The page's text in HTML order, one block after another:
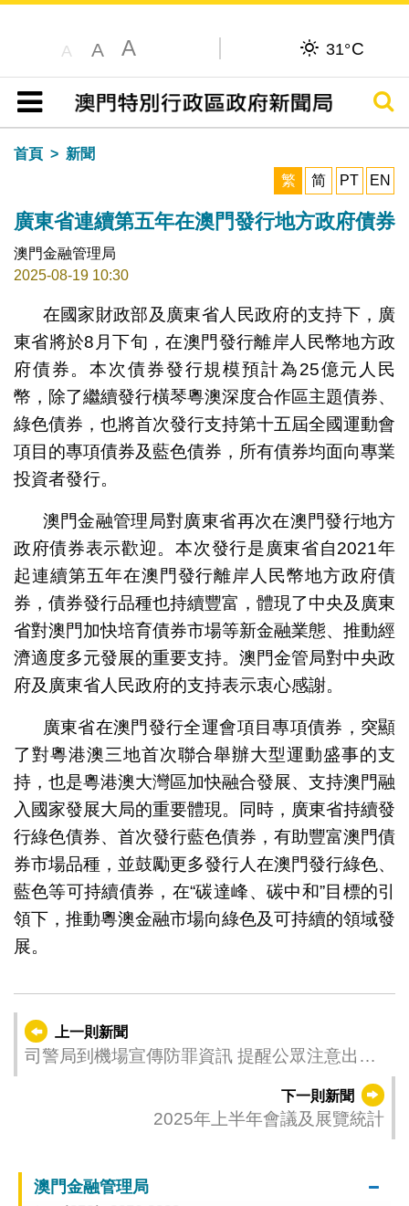
A A A 31°C
目錄
搜尋
首頁
新聞
繁
简 PT EN
廣東省連續第五年在澳門發行地方政府債券
澳門金融管理局
2025-08-19 10:30
在國家財政部及廣東省人民政府的支持下，廣
東省將於8月下旬，在澳門發行離岸人民幣地方政
府債券。本次債券發行規模預計為25億元人民
幣，除了繼續發行橫琴粵澳深度合作區主題債券、
綠色債券，也將首次發行支持第十五屆全國運動會
項目的專項債券及藍色債券，所有債券均面向專業
投資者發行。
澳門金融管理局對廣東省再次在澳門發行地方
政府債券表示歡迎。本次發行是廣東省自2021年
起連續第五年在澳門發行離岸人民幣地方政府債
券，債券發行品種也持續豐富，體現了中央及廣東
省對澳門加快培育債券市場等新金融業態、推動經
濟適度多元發展的重要支持。澳門金管局對中央政
府及廣東省人民政府的支持表示衷心感謝。
廣東省在澳門發行全運會項目專項債券，突顯
了對粵港澳三地首次聯合舉辦大型運動盛事的支
持，也是粵港澳大灣區加快融合發展、支持澳門融
入國家發展大局的重要體現。同時，廣東省持續發
行綠色債券、首次發行藍色債券，有助豐富澳門債
券市場品種，並鼓勵更多發行人在澳門發行綠色、
藍色等可持續債券，在“碳達峰、碳中和”目標的引
領下，推動粵澳金融市場向綠色及可持續的領域發
展。
上一則新聞
司警局到機場宣傳防罪資訊 提醒公眾注意出行
下一則新聞
2025年上半年會議及展覽統計
澳門金融管理局